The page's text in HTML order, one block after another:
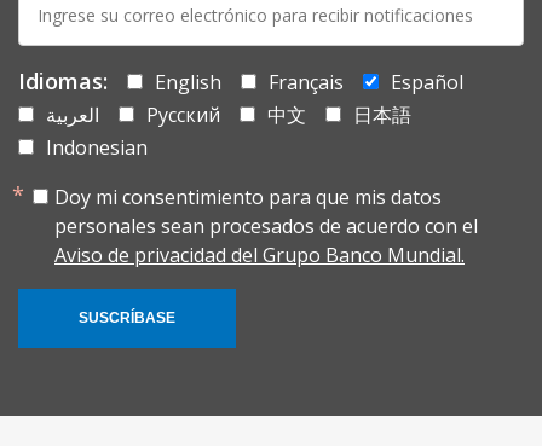
mail:
Idiomas: English Français
Español
العربية
Русский 中文
日本語
Indonesian
Doy mi consentimiento para que mis datos
personales sean procesados de acuerdo con el
Aviso de privacidad del Grupo Banco Mundial.
SUSCRÍBASE